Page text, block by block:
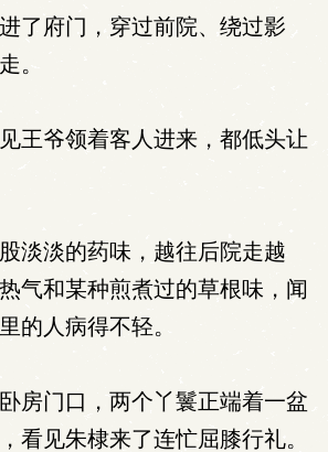
了府门，穿过前院、绕过影
。
王爷领着客人进来，都低头让
淡淡的药味，越往后院走越
气和某种煎煮过的草根味，闻
的人病得不轻。
房门口，两个丫鬟正端着一盆
看见朱棣来了连忙屈膝行礼。